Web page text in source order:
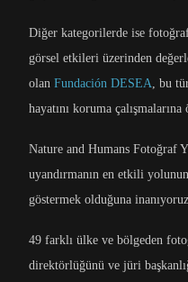
Diğer kategorilerde ise
görsel etkileri üzerinden
olan Fundación DESEA , bu
hayatını koruma
Nature and Humans Fotoğraf
uyandırmanın en etkili
göstermek olduğuna
49 farklı ülke ve bölgeden
direktörlüğünü ve jüri